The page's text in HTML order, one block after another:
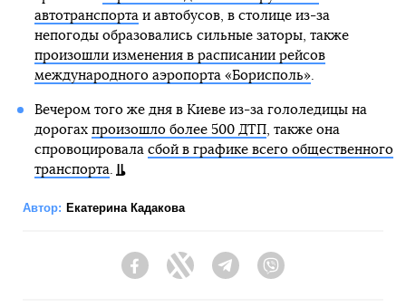
автотранспортаи автобусов, в столице из-за
непогоды образовались сильные заторы, также
произошли изменения в расписании рейсов
международного аэропорта «Борисполь».
Вечером того же дня в Киеве из-за гололедицы на
дорогах произошло более 500 ДТП, также она
спровоцировала сбой в графике всего общественного
транспорта.
Автор: Екатерина Кадакова
FacebookTwitter Telegram